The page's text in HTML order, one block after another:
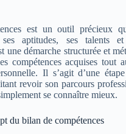
est un outil précieux
ses aptitudes, ses talents
une démarche structurée et
compétences acquises tout
Il s’agit d’une
revoir son parcours
se connaître mieux.
du bilan de compétences